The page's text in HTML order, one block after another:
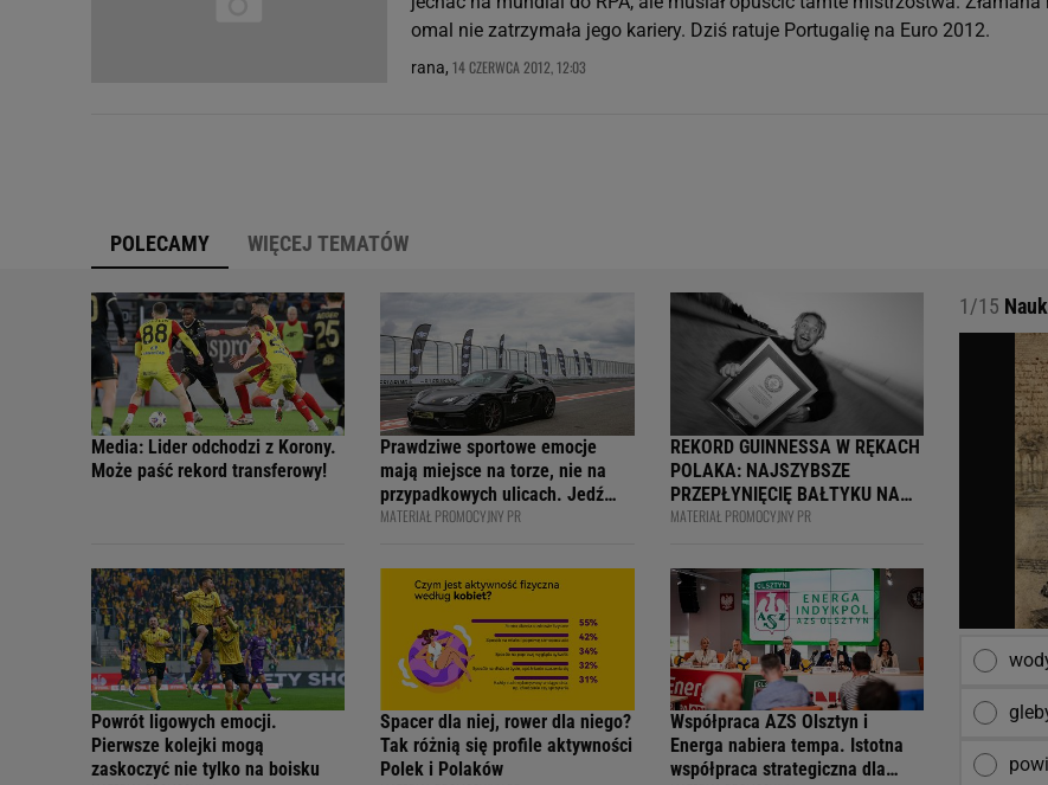
omal nie zatrzymała jego kariery. Dziś ratuje Portugalię na Euro 2012.
rana, 14 CZERWCA 2012, 12:03
POLECAMY WIĘCEJ TEMATÓW
Media: Lider odchodzi z Korony.
Może paść rekord transferowy!
Prawdziwe sportowe emocje
mają miejsce na torze, nie na
przypadkowych ulicach. Jedź
bezpiecznie - apelują
internetowi twórcy na 4F Racing
Academy
MATERIAŁ PROMOCYJNY PR
REKORD GUINNESSA W RĘKACH
POLAKA: NAJSZYBSZE
PRZEPŁYNIĘCIĘ BAŁTYKU NA
DESCE WINDSURFINGOWEJ -
KSIĘGI
MATERIAŁ PROMOCYJNY PR
Powrót ligowych emocji.
Pierwsze kolejki mogą
zaskoczyć nie tylko na boisku
Spacer dla niej, rower dla niego?
Tak różnią się profile aktywności
Polek i Polaków
Współpraca AZS Olsztyn i
Energa nabiera tempa. Istotna
współpraca strategiczna dla
1/15